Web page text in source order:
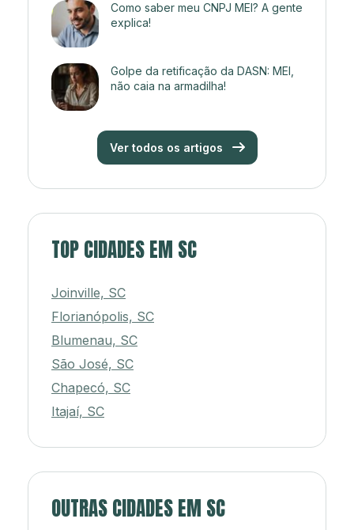
Como saber meu CNPJ MEI? A gente
explica!
Golpe da retificação da DASN: MEI,
não caia na armadilha!
Ver todos os artigos
TOP CIDADES EM SC
Joinville, SC
Florianópolis, SC
Blumenau, SC
São José, SC
Chapecó, SC
Itajaí, SC
OUTRAS CIDADES EM SC